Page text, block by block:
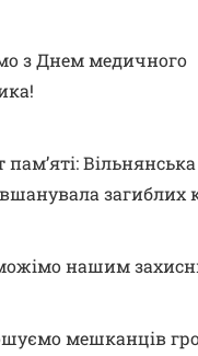
з Днем медичного
пам’яті: Вільнянська
загиблих
нашим
мешканців